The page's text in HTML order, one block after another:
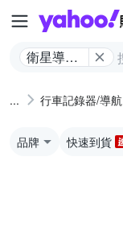
衛星導航
行車記錄器/導航
品牌 快速到貨